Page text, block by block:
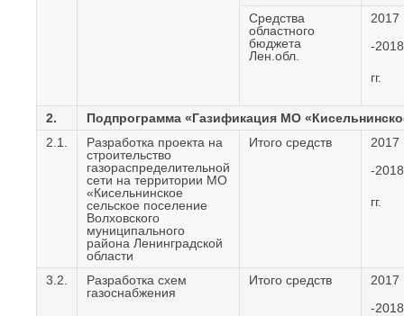
Средства
областного
бюджета
Лен.обл.
2017
-2018
гг.
2.
Подпрограмма «Газификация МО
2.1.
Разработка проекта на
строительство
газораспределительной
сети на территории МО
«Кисельнинское
сельское поселение
Волховского
муниципального
района Ленинградской
области
Итого средств
2017
-2018
гг.
3.2.
Разработка схем
газоснабжения
Итого средств
2017
-2018